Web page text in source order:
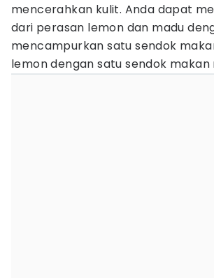
mencerahkan kulit. Anda dapat
dari perasan lemon dan madu
mencampurkan satu sendok
lemon dengan satu sendok makan